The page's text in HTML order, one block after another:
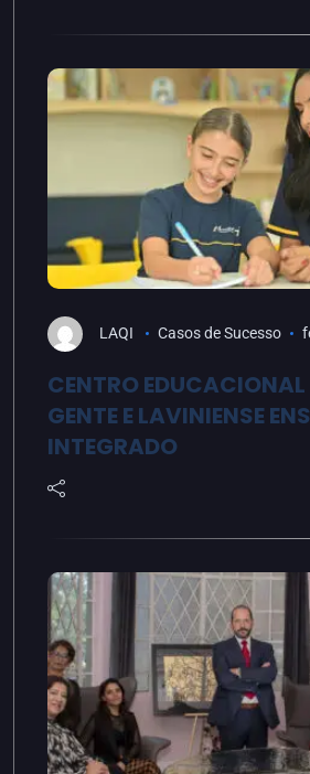
LAQI Casos de Sucesso
CENTRO EDUCACIONAL
GENTE E LAVINIENSE
INTEGRADO